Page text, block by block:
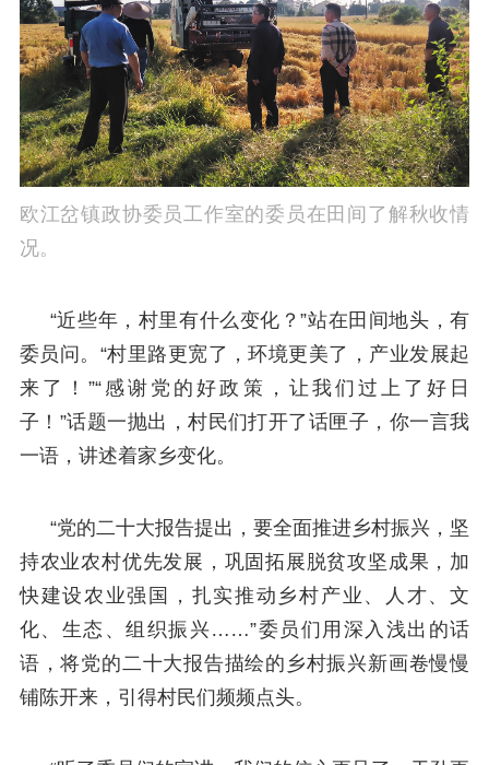
欧江岔镇政协委员工作室的委员在田间了解秋收情
况。
“近些年，村里有什么变化？”站在田间地头，有
委员问。“村里路更宽了，环境更美了，产业发展起
来了！”“感谢党的好政策，让我们过上了好日
子！”话题一抛出，村民们打开了话匣子，你一言我
一语，讲述着家乡变化。
“党的二十大报告提出，要全面推进乡村振兴，坚
持农业农村优先发展，巩固拓展脱贫攻坚成果，加
快建设农业强国，扎实推动乡村产业、人才、文
化、生态、组织振兴……”委员们用深入浅出的话
语，将党的二十大报告描绘的乡村振兴新画卷慢慢
铺陈开来，引得村民们频频点头。